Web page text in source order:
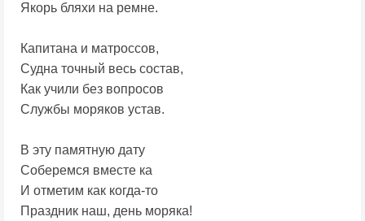
Якорь бляхи на ремне.
Капитана и матроссов,
Судна точный весь состав,
Как учили без вопросов
Службы моряков устав.
В эту памятную дату
Соберемся вместе ка
И отметим как когда-то
Праздник наш, день моряка!